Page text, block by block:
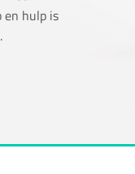
en hulp is